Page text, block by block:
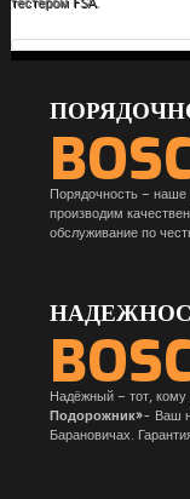
тестером FSA.
Порядочность –
производим
обслуживание по
Надёжный – тот,
Подорожник»- Ваш
Барановичах.